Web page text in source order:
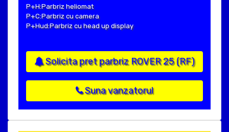
P+H:Parbriz heliomat
P+C:Parbriz cu camera
P+Hud:Parbriz cu head up display
Solicita pret parbriz ROVER 25 (RF)
Suna vanzatorul